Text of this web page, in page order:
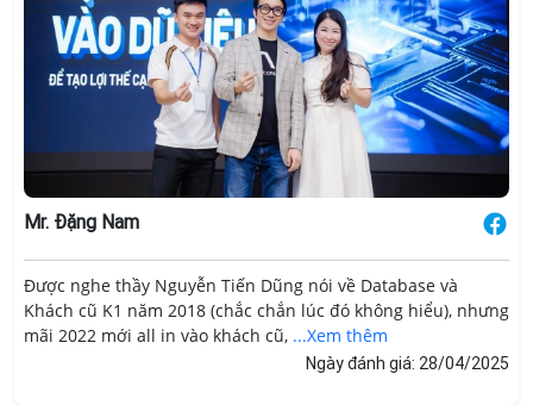
Mr. Đặng Nam
Được nghe thầy Nguyễn Tiến Dũng nói về Database và
Khách cũ K1 năm 2018 (chắc chắn lúc đó không hiểu), nhưng
mãi 2022 mới all in vào khách cũ, ...Xem thêm
Ngày đánh giá: 28/04/2025